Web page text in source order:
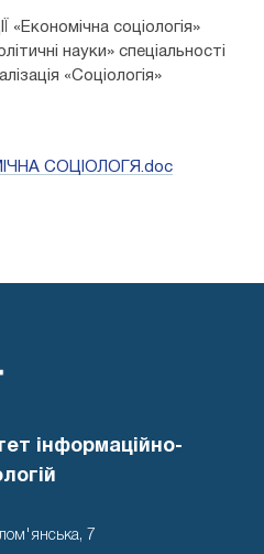
соціологія»
науки» спеціальності
«Соціологія»
СОЦІОЛОГЯ.doc
інформаційно-
7